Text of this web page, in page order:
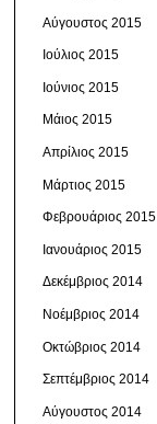
Αύγουστος 2015
Ιούλιος 2015
Ιούνιος 2015
Μάιος 2015
Απρίλιος 2015
Μάρτιος 2015
Φεβρουάριος 2015
Ιανουάριος 2015
Δεκέμβριος 2014
Νοέμβριος 2014
Οκτώβριος 2014
Σεπτέμβριος 2014
Αύγουστος 2014